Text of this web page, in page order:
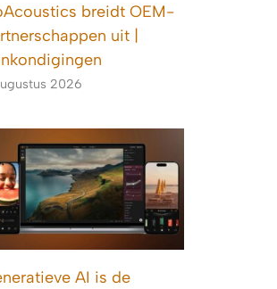
breidt OEM-
uit |
2026
AI is de